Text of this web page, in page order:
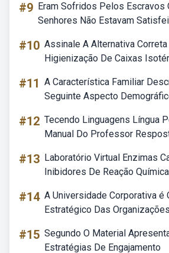
#9 Eram Sofridos Pelos Escravos
Senhores Não Estavam
#10 Assinale A Alternativa
Higienização De Caixas
#11 A Característica Familiar
Seguinte Aspecto
#12 Tecendo Linguagens Língua
Manual Do Professor
#13 Laboratório Virtual Enzimas
Inibidores De Reação Química
#14 A Universidade Corporativa é
Estratégico Das Organizações
#15 Segundo O Material
Estratégias De Engajamento